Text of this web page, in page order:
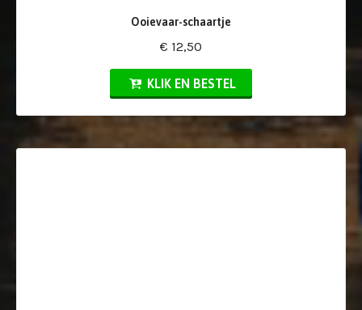
Ooievaar-schaartje
€ 12,50
KLIK EN BESTEL